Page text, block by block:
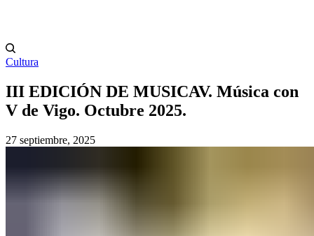
Cultura
III EDICIÓN DE MUSICAV. Música con
V de Vigo. Octubre 2025.
27 septiembre, 2025